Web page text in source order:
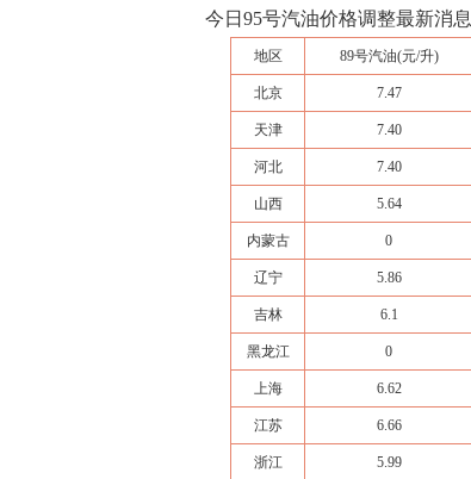
今日95号汽油价格调整最新消
地区 89号汽油(元/升)
北京 7.47
天津 7.40
河北 7.40
山西 5.64
内蒙古 0
辽宁 5.86
吉林 6.1
黑龙江 0
上海 6.62
江苏 6.66
浙江 5.99